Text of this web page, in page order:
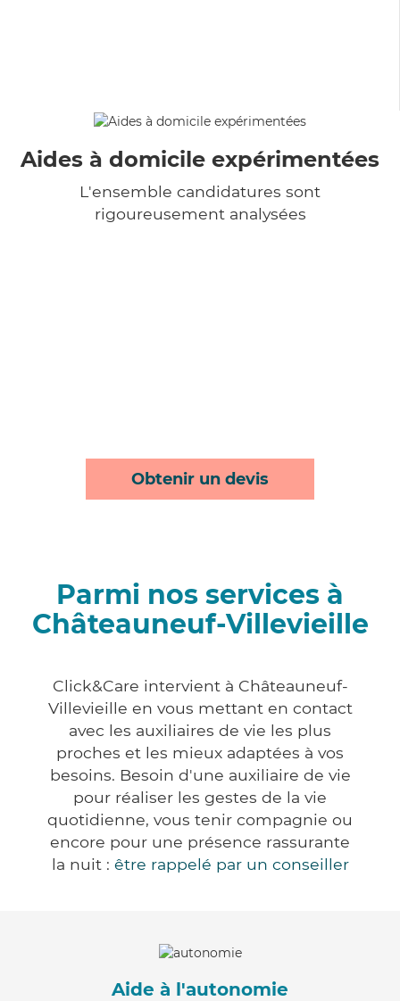
Aides à domicile expérimentées
L'ensemble candidatures sont
rigoureusement analysées
Obtenir un devis
Parmi nos services à
Châteauneuf-Villevieille
Click&Care intervient à Châteauneuf-
Villevieille en vous mettant en contact
avec les auxiliaires de vie les plus
proches et les mieux adaptées à vos
besoins. Besoin d'une auxiliaire de vie
pour réaliser les gestes de la vie
quotidienne, vous tenir compagnie ou
encore pour une présence rassurante
la nuit : être rappelé par un conseiller
Aide à l'autonomie